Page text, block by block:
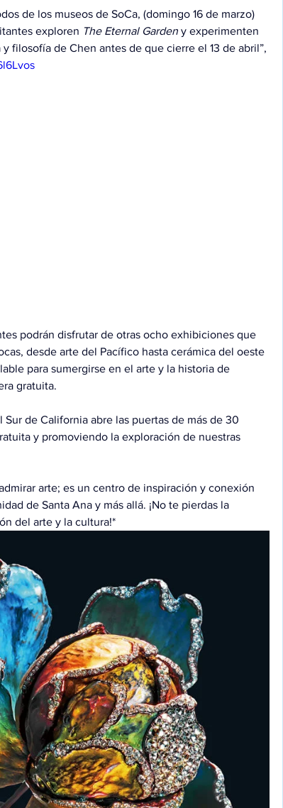
de los museos de SoCa, (domingo 16 de marzo)
exploren The Eternal Garden y experimenten
filosofía de Chen antes de que cierre el 13 de abril”,
podrán disfrutar de otras ocho exhibiciones que
desde arte del Pacífico hasta cerámica del oeste
para sumergirse en el arte y la historia de
gratuita.
de California abre las puertas de más de 30
y promoviendo la exploración de nuestras
arte; es un centro de inspiración y conexión
de Santa Ana y más allá. ¡No te pierdas la
del arte y la cultura!*